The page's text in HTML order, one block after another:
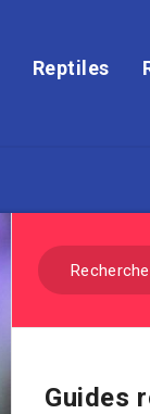
Reptiles
Guides